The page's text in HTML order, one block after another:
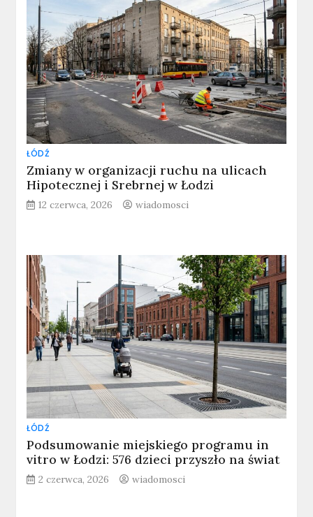
ŁÓDŹ
Zmiany w organizacji ruchu na ulicach
Hipotecznej i Srebrnej w Łodzi
12 czerwca, 2026 wiadomosci
ŁÓDŹ
Podsumowanie miejskiego programu in
vitro w Łodzi: 576 dzieci przyszło na świat
2 czerwca, 2026 wiadomosci